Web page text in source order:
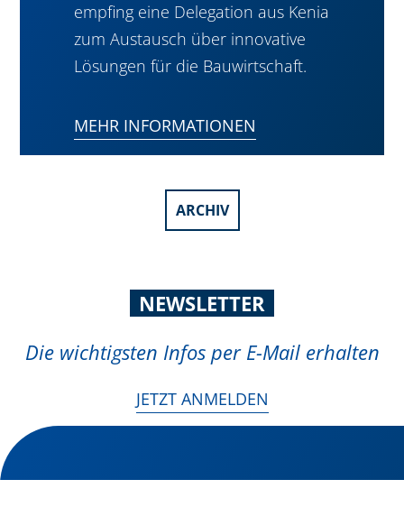
empfing eine Delegation aus Kenia
zum Austausch über innovative
Lösungen für die Bauwirtschaft.
MEHR INFORMATIONEN
ARCHIV
NEWSLETTER
Die wichtigsten Infos per E-Mail erhalten
JETZT ANMELDEN